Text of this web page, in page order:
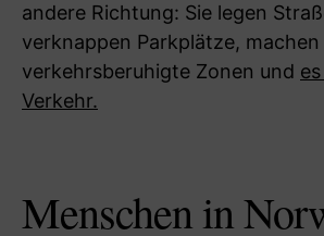
andere Richtung: Sie legen
verknappen Parkplätze, machen
verkehrsberuhigte Zonen und
Verkehr.
Menschen in